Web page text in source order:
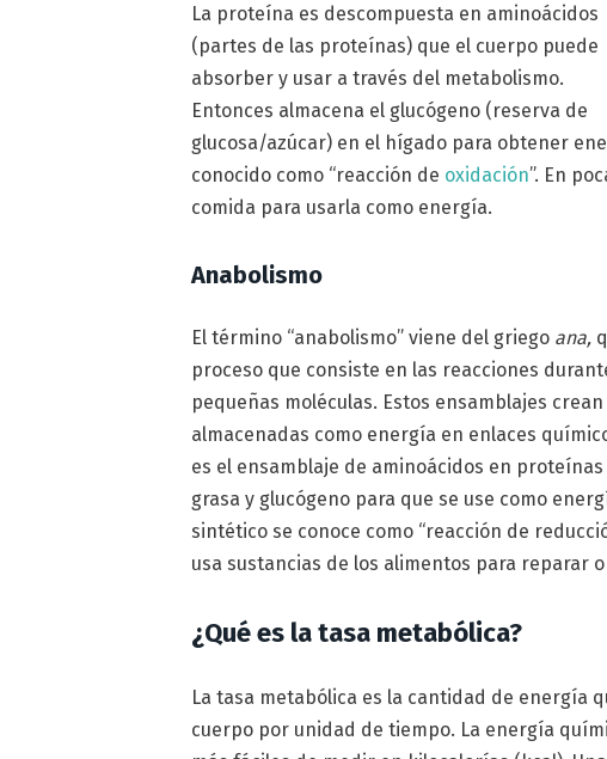
La proteína es descompuesta en aminoácidos
(partes de las proteínas) que el cuerpo puede
absorber y usar a través del metabolismo.
Entonces almacena el glucógeno (reserva de
glucosa/azúcar) en el hígado para obtener
conocido como “reacción de oxidación”. En
comida para usarla como energía.
Anabolismo
El término “anabolismo” viene del griego ana,
proceso que consiste en las reacciones
pequeñas moléculas. Estos ensamblajes
almacenadas como energía en enlaces
es el ensamblaje de aminoácidos en
grasa y glucógeno para que se use como
sintético se conoce como “reacción de
usa sustancias de los alimentos para reparar
¿Qué es la tasa metabólica?
La tasa metabólica es la cantidad de energía
cuerpo por unidad de tiempo. La energía